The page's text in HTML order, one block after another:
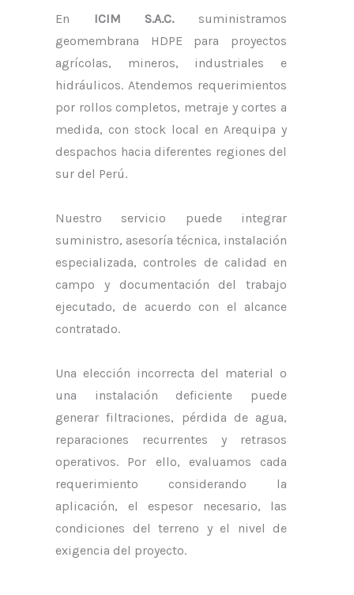
En ICIM S.A.C.suministramos
geomembrana HDPE para proyectos
agrícolas, mineros, industriales e
hidráulicos. Atendemos requerimientos
por rollos completos, metraje y cortes a
medida, con stock local en Arequipa y
despachos hacia diferentes regiones del
sur del Perú.
Nuestro servicio puede integrar
suministro, asesoría técnica, instalación
especializada, controles de calidad en
campo y documentación del trabajo
ejecutado, de acuerdo con el alcance
contratado.
Una elección incorrecta del material o
una instalación deficiente puede
generar filtraciones, pérdida de agua,
reparaciones recurrentes y retrasos
operativos. Por ello, evaluamos cada
requerimiento considerando la
aplicación, el espesor necesario, las
condiciones del terreno y el nivel de
exigencia del proyecto.